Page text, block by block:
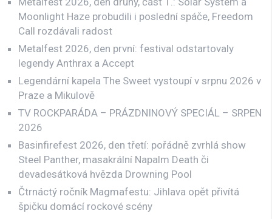
Moonlight Haze probudili i poslední spáče, Freedom
Call rozdávali radost
Metalfest 2026, den první: festival odstartovaly
legendy Anthrax a Accept
Legendární kapela The Sweet vystoupí v srpnu 2026 v
Praze a Mikulově
TV ROCKPARÁDA – PRÁZDNINOVÝ SPECIÁL – SRPEN
2026
Basinfirefest 2026, den třetí: pořádně zvrhlá show
Steel Panther, masakrální Napalm Death či
devadesátková hvězda Drowning Pool
Čtrnáctý ročník Magmafestu: Jihlava opět přivítá
špičku domácí rockové scény